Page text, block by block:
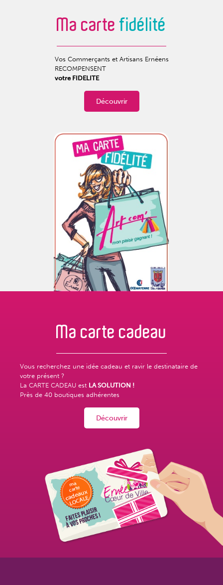
Ma carte fidélité
Vos Commerçants et Artisans Ernéens
RECOMPENSENT
votre FIDELITE
Découvrir
Ma carte cadeau
Vous recherchez une idée cadeau et ravir le destinataire de
votre présent ?
La CARTE CADEAU est LA SOLUTION !
Près de 40 boutiques adhérentes
Découvrir